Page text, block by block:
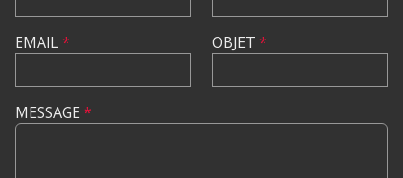
EMAIL* OBJET *
MESSAGE *